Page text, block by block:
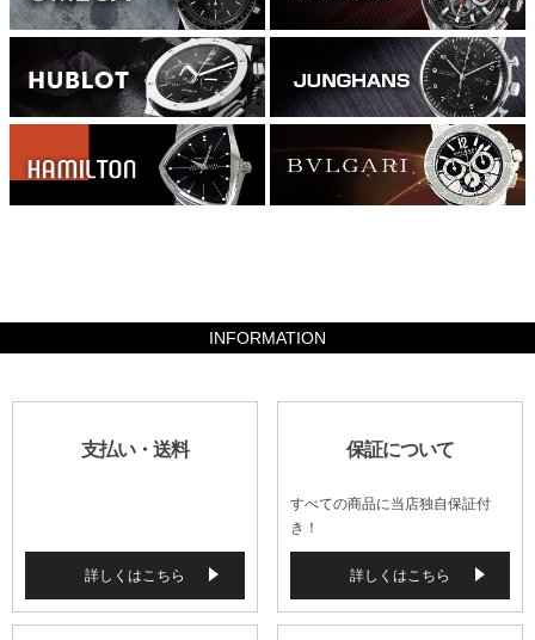
INFORMATION
支払い・送料
詳しくはこちら
保証について
すべての商品に当店独自保証付
き！
詳しくはこちら